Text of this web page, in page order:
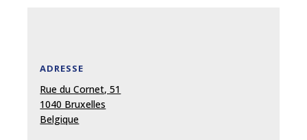
ADRESSE
Rue du Cornet, 51
1040 Bruxelles
Belgique